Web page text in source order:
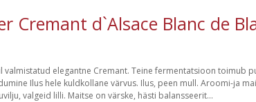
Cremant d`Alsace Blanc de
valmistatud elegantne Cremant. Teine fermentatsioon toimub
Ilus hele kuldkollane värvus. Ilus, peen mull. Aroomi-ja
valgeid lilli. Maitse on värske, hästi balansseerit...